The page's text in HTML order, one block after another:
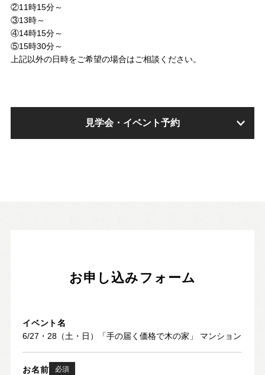
②11時15分～
③13時～
④14時15分～
⑤15時30分～
上記以外の日時をご希望の場合はご相談ください。
見学会・イベント予約
お申し込みフォーム
イベント名
お名前 必須